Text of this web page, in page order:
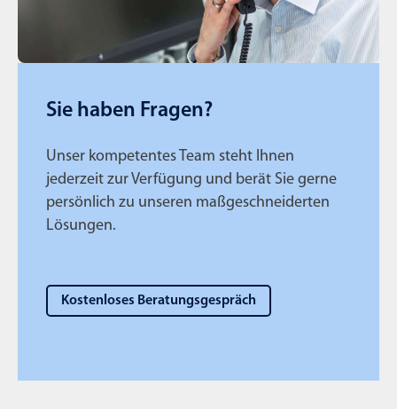
Sie haben Fragen?
Unser kompetentes Team steht Ihnen
jederzeit zur Verfügung und berät Sie gerne
persönlich zu unseren maßgeschneiderten
Lösungen.
Kostenloses Beratungsgespräch